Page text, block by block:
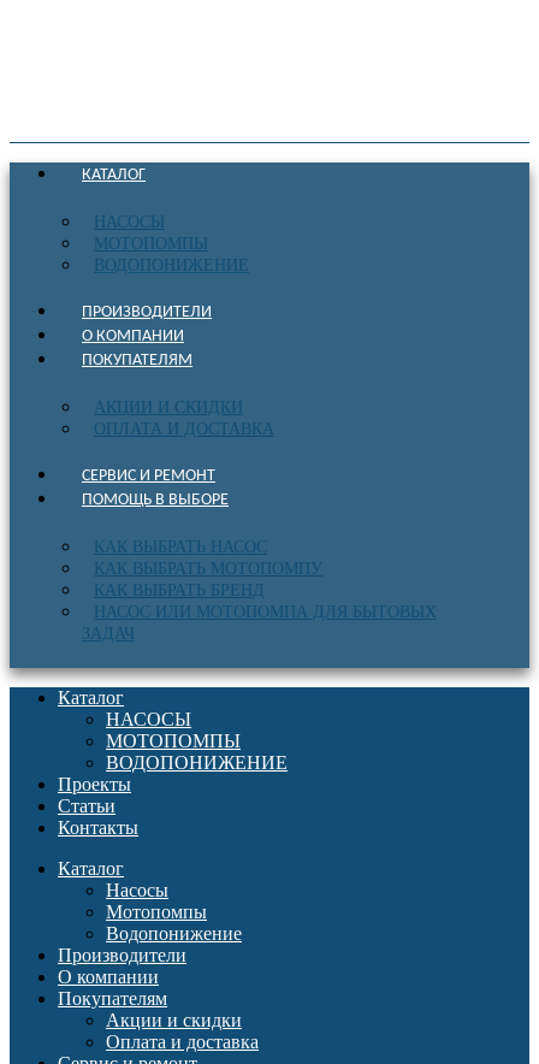
КАТАЛОГ
НАСОСЫ
МОТОПОМПЫ
ВОДОПОНИЖЕНИЕ
ПРОИЗВОДИТЕЛИ
О КОМПАНИИ
ПОКУПАТЕЛЯМ
АКЦИИ И СКИДКИ
ОПЛАТА И ДОСТАВКА
СЕРВИС И РЕМОНТ
ПОМОЩЬ В ВЫБОРЕ
КАК ВЫБРАТЬ НАСОС
КАК ВЫБРАТЬ МОТОПОМПУ
КАК ВЫБРАТЬ БРЕНД
НАСОС ИЛИ МОТОПОМПА ДЛЯ БЫТОВЫХ
ЗАДАЧ
Каталог
НАСОСЫ
МОТОПОМПЫ
ВОДОПОНИЖЕНИЕ
Проекты
Статьи
Контакты
Каталог
Насосы
Мотопомпы
Водопонижение
Производители
О компании
Покупателям
Акции и скидки
Оплата и доставка